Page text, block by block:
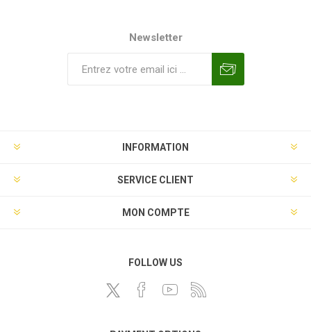
Newsletter
INFORMATION
SERVICE CLIENT
MON COMPTE
FOLLOW US